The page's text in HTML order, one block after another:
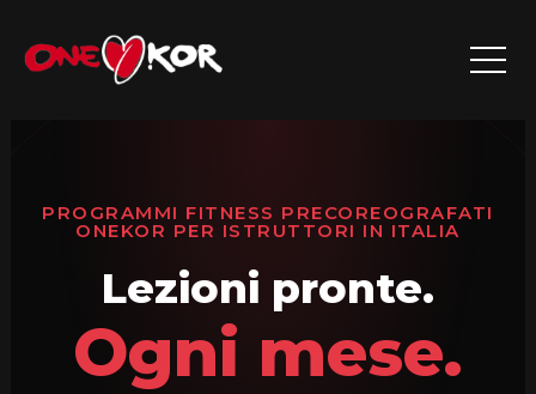
contenuto
PROGRAMMI FITNESS PRECOREOGRAFATI
ONEKOR PER ISTRUTTORI IN ITALIA
Lezioni pronte.
Ogni mese.